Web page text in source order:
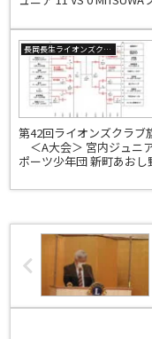
長岡長生ライオンズクラブ
第42回ライオンズクラ
＜A大会＞ 宮内ジュ
ポーツ少年団 新町あ